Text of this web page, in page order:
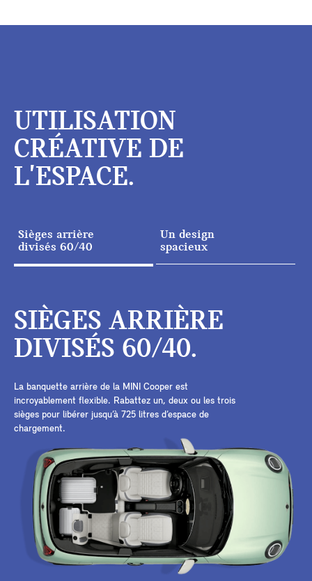
UTILISATION
CRÉATIVE DE
L'ESPACE.
Sièges arrière
divisés 60/40
Un design
spacieux
SIÈGES ARRIÈRE
DIVISÉS 60/40.
La banquette arrière de la MINI Cooper est
incroyablement flexible. Rabattez un, deux ou les trois
sièges pour libérer jusqu’à 725 litres d’espace de
chargement.